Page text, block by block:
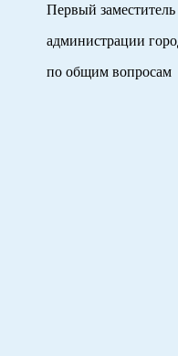
Первый
администрации
по